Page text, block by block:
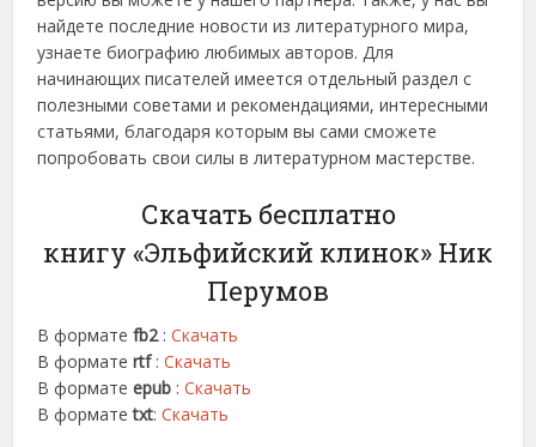
найдете последние новости из литературного мира,
узнаете биографию любимых авторов. Для
начинающих писателей имеется отдельный раздел с
полезными советами и рекомендациями, интересными
статьями, благодаря которым вы сами сможете
попробовать свои силы в литературном мастерстве.
Скачать бесплатно
книгу «Эльфийский клинок» Ник
Перумов
В форматеfb2:Скачать
В форматеrtf :Скачать
В форматеepub :Скачать
В форматеtxt:Скачать